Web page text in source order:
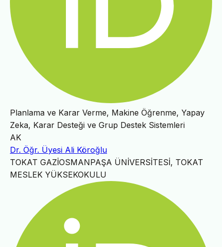
Planlama ve Karar Verme, Makine Öğrenme, Yapay
Zeka, Karar Desteği ve Grup Destek Sistemleri
AK
Dr. Öğr. Üyesi Ali Köroğlu
TOKAT GAZİOSMANPAŞA ÜNİVERSİTESİ, TOKAT
MESLEK YÜKSEKOKULU